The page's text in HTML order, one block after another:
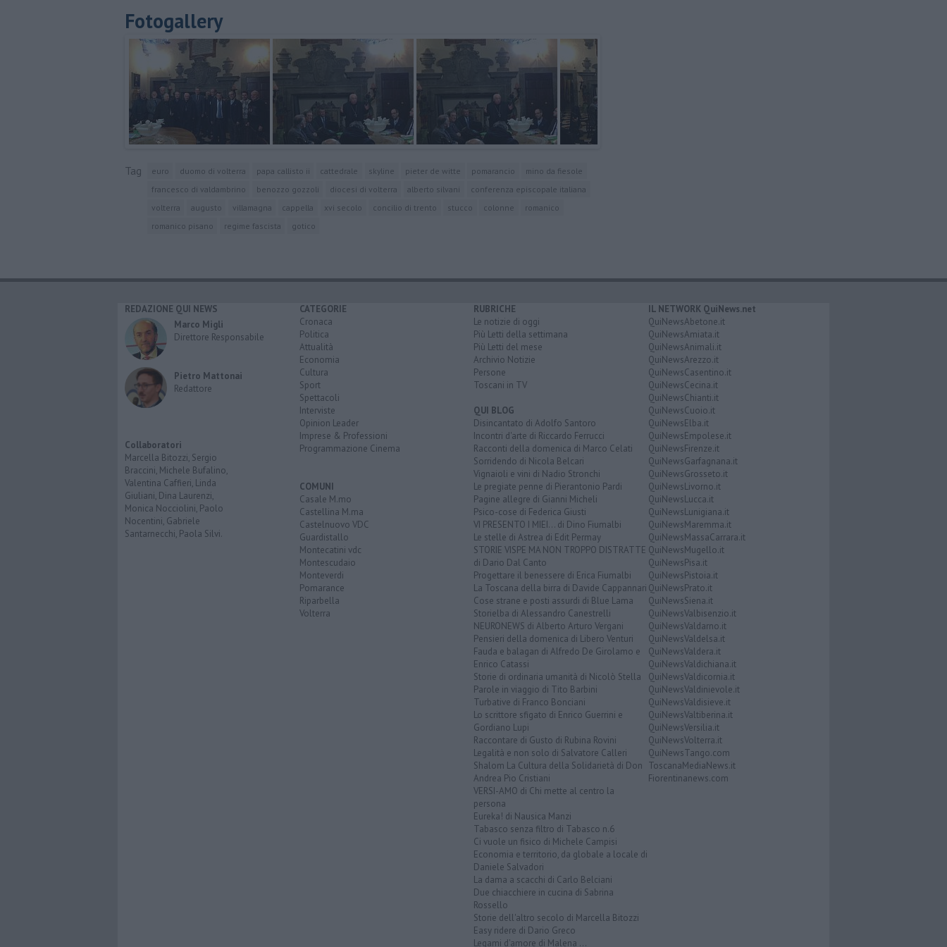
Fotogallery
Tag euro duomo di volterra papa callisto ii cattedrale skyline pieter de witte pomarancio
mino da fiesole
francesco di valdambrino
benozzo gozzoli diocesi di volterra alberto silvani
conferenza episcopale italiana
volterra
augusto villamagna cappella xvi secolo concilio di trento stucco colonne
romanico
romanico pisano
regime fascista gotico
REDAZIONE QUI NEWS
Marco Migli
Direttore Responsabile
Pietro Mattonai
Redattore
Collaboratori
Marcella Bitozzi, Sergio
Braccini, Michele Bufalino,
Valentina Caffieri, Linda
Giuliani, Dina Laurenzi,
Monica Nocciolini, Paolo
Nocentini, Gabriele
Santarnecchi, Paola Silvi.
CATEGORIE
Cronaca
Politica
Attualità
Economia
Cultura
Sport
Spettacoli
Interviste
Opinion Leader
Imprese & Professioni
Programmazione Cinema
COMUNI
Casale M.mo
Castellina M.ma
Castelnuovo VDC
Guardistallo
Montecatini vdc
Montescudaio
Monteverdi
Pomarance
Riparbella
Volterra
RUBRICHE
Le notizie di oggi
Più Letti della settimana
Più Letti del mese
Archivio Notizie
Persone
Toscani in TV
QUI BLOG
Disincantato di Adolfo Santoro
Incontri d'arte di Riccardo Ferrucci
Racconti della domenica di Marco Celati
Sorridendo di Nicola Belcari
Vignaioli e vini di Nadio Stronchi
Le pregiate penne di Pierantonio Pardi
Pagine allegre di Gianni Micheli
Psico-cose di Federica Giusti
VI PRESENTO I MIEI... di Dino Fiumalbi
Le stelle di Astrea di Edit Permay
STORIE VISPE MA NON TROPPO DISTRATTE
di Dario Dal Canto
Progettare il benessere di Erica Fiumalbi
La Toscana della birra di Davide Cappannari
Cose strane e posti assurdi di Blue Lama
Storielba di Alessandro Canestrelli
NEURONEWS di Alberto Arturo Vergani
Pensieri della domenica di Libero Venturi
Fauda e balagan di Alfredo De Girolamo e
Enrico Catassi
Storie di ordinaria umanità di Nicolò Stella
Parole in viaggio di Tito Barbini
Turbative di Franco Bonciani
Lo scrittore sfigato di Enrico Guerrini e
Gordiano Lupi
Raccontare di Gusto di Rubina Rovini
Legalità e non solo di Salvatore Calleri
Shalom La Cultura della Solidarietà di Don
Andrea Pio Cristiani
VERSI-AMO di Chi mette al centro la
persona
Eureka! di Nausica Manzi
Tabasco senza filtro di Tabasco n.6
Ci vuole un fisico di Michele Campisi
Economia e territorio, da globale a locale di
Daniele Salvadori
La dama a scacchi di Carlo Belciani
Due chiacchiere in cucina di Sabrina
Rossello
Storie dell'altro secolo di Marcella Bitozzi
Easy ridere di Dario Greco
Legami d'amore di Malena ...
IL NETWORK QuiNews.net
QuiNewsAbetone.it
QuiNewsAmiata.it
QuiNewsAnimali.it
QuiNewsArezzo.it
QuiNewsCasentino.it
QuiNewsCecina.it
QuiNewsChianti.it
QuiNewsCuoio.it
QuiNewsElba.it
QuiNewsEmpolese.it
QuiNewsFirenze.it
QuiNewsGarfagnana.it
QuiNewsGrosseto.it
QuiNewsLivorno.it
QuiNewsLucca.it
QuiNewsLunigiana.it
QuiNewsMaremma.it
QuiNewsMassaCarrara.it
QuiNewsMugello.it
QuiNewsPisa.it
QuiNewsPistoia.it
QuiNewsPrato.it
QuiNewsSiena.it
QuiNewsValbisenzio.it
QuiNewsValdarno.it
QuiNewsValdelsa.it
QuiNewsValdera.it
QuiNewsValdichiana.it
QuiNewsValdicornia.it
QuiNewsValdinievole.it
QuiNewsValdisieve.it
QuiNewsValtiberina.it
QuiNewsVersilia.it
QuiNewsVolterra.it
QuiNewsTango.com
ToscanaMediaNews.it
Fiorentinanews.com